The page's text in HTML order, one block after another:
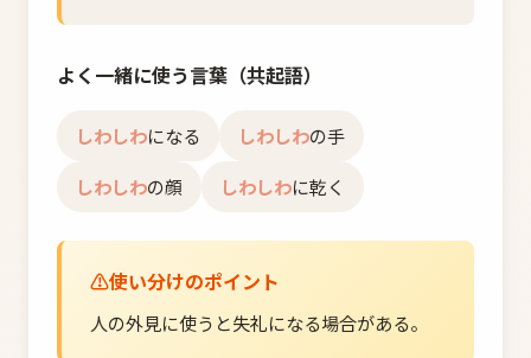
よく一緒に使う言葉（共起語）
しわしわになる しわしわの手
しわしわの顔 しわしわに乾く
使い分けのポイント
人の外見に使うと失礼になる場合がある。